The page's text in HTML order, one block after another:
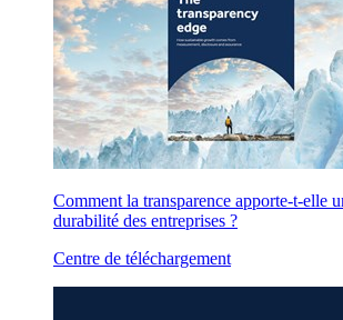
Comment la transparence apporte-t-elle
durabilité des entreprises ?
Centre de téléchargement